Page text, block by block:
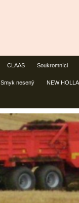
CLAAS Soukromníci
Smyk nesený NEW